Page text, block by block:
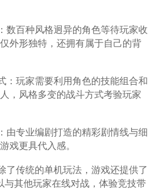
数百种风格迥异的角色等待玩家收
外形独特，还拥有属于自己的背
：玩家需要利用角色的技能组合和
，风格多变的战斗方式考验玩家
由专业编剧打造的精彩剧情线与细
戏更具代入感。
了传统的单机玩法，游戏还提供了
与其他玩家在线对战，体验竞技带